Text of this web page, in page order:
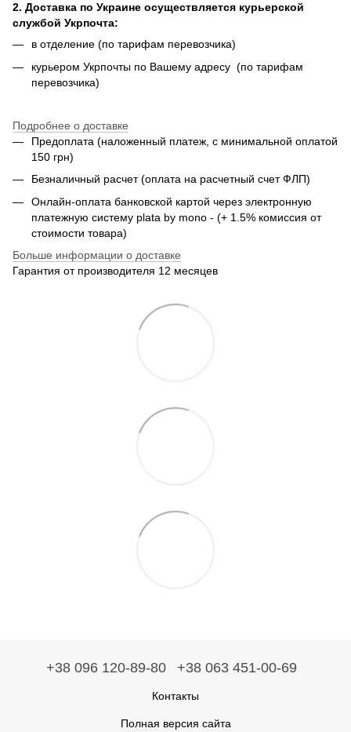
2. Доставка по Украине осуществляется курьерской
службой Укрпочта:
в отделение (по тарифам перевозчика)
курьером Укрпочты по Вашему адресу (по тарифам
перевозчика)
Подробнее о доставке
Предоплата (наложенный платеж, с минимальной оплатой
150 грн)
Безналичный расчет (оплата на расчетный счет ФЛП)
Онлайн-оплата банковской картой через электронную
платежную систему plata by mono - (+ 1.5% комиссия от
стоимости товара)
Больше информации о доставке
Гарантия от производителя 12 месяцев
+38 096 120-89-80 +38 063 451-00-69
Контакты
Полная версия сайта